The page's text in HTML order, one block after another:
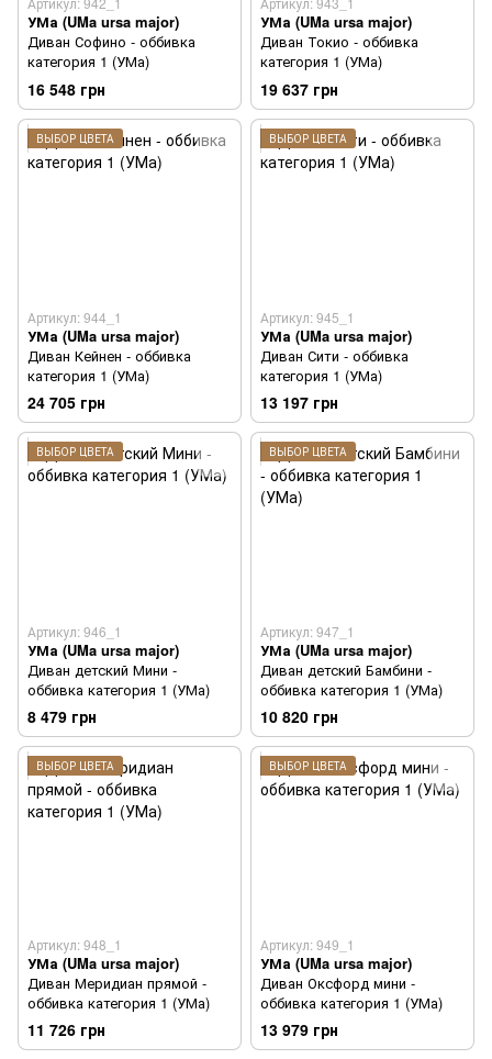
УМа (UMa ursa major)
Диван Софино - оббивка
категория 1 (УМа)
16 548 грн
УМа (UMa ursa major)
Диван Токио - оббивка
категория 1 (УМа)
19 637 грн
ВЫБОР ЦВЕТА
Артикул: 944_1
УМа (UMa ursa major)
Диван Кейнен - оббивка
категория 1 (УМа)
24 705 грн
ВЫБОР ЦВЕТА
Артикул: 945_1
УМа (UMa ursa major)
Диван Сити - оббивка
категория 1 (УМа)
13 197 грн
ВЫБОР ЦВЕТА
Артикул: 946_1
УМа (UMa ursa major)
Диван детский Мини -
оббивка категория 1 (УМа)
8 479 грн
ВЫБОР ЦВЕТА
Артикул: 947_1
УМа (UMa ursa major)
Диван детский Бамбини -
оббивка категория 1 (УМа)
10 820 грн
ВЫБОР ЦВЕТА
Артикул: 948_1
УМа (UMa ursa major)
Диван Меридиан прямой -
оббивка категория 1 (УМа)
11 726 грн
ВЫБОР ЦВЕТА
Артикул: 949_1
УМа (UMa ursa major)
Диван Оксфорд мини -
оббивка категория 1 (УМа)
13 979 грн